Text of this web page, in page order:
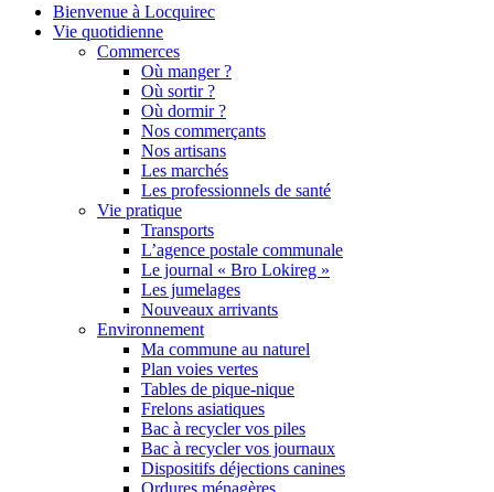
Bienvenue à Locquirec
Vie quotidienne
Commerces
Où manger ?
Où sortir ?
Où dormir ?
Nos commerçants
Nos artisans
Les marchés
Les professionnels de santé
Vie pratique
Transports
L’agence postale communale
Le journal « Bro Lokireg »
Les jumelages
Nouveaux arrivants
Environnement
Ma commune au naturel
Plan voies vertes
Tables de pique-nique
Frelons asiatiques
Bac à recycler vos piles
Bac à recycler vos journaux
Dispositifs déjections canines
Ordures ménagères